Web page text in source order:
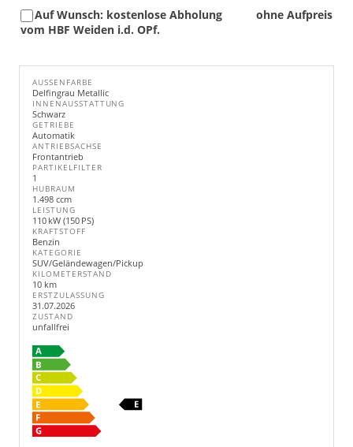
ohne Aufpreis
Auf Wunsch: kostenlose Abholung
vom HBF Weiden i.d. OPf.
AUSSENFARBE
Delfingrau Metallic
INNENAUSSTATTUNG
Schwarz
GETRIEBE
Automatik
ANTRIEBSACHSE
Frontantrieb
PARTIKELFILTER
1
HUBRAUM
1.498 ccm
LEISTUNG
110 kW (150 PS)
KRAFTSTOFF
Benzin
KATEGORIE
SUV/Geländewagen/Pickup
KILOMETERSTAND
10 km
ERSTZULASSUNG
31.07.2026
ZUSTAND
unfallfrei